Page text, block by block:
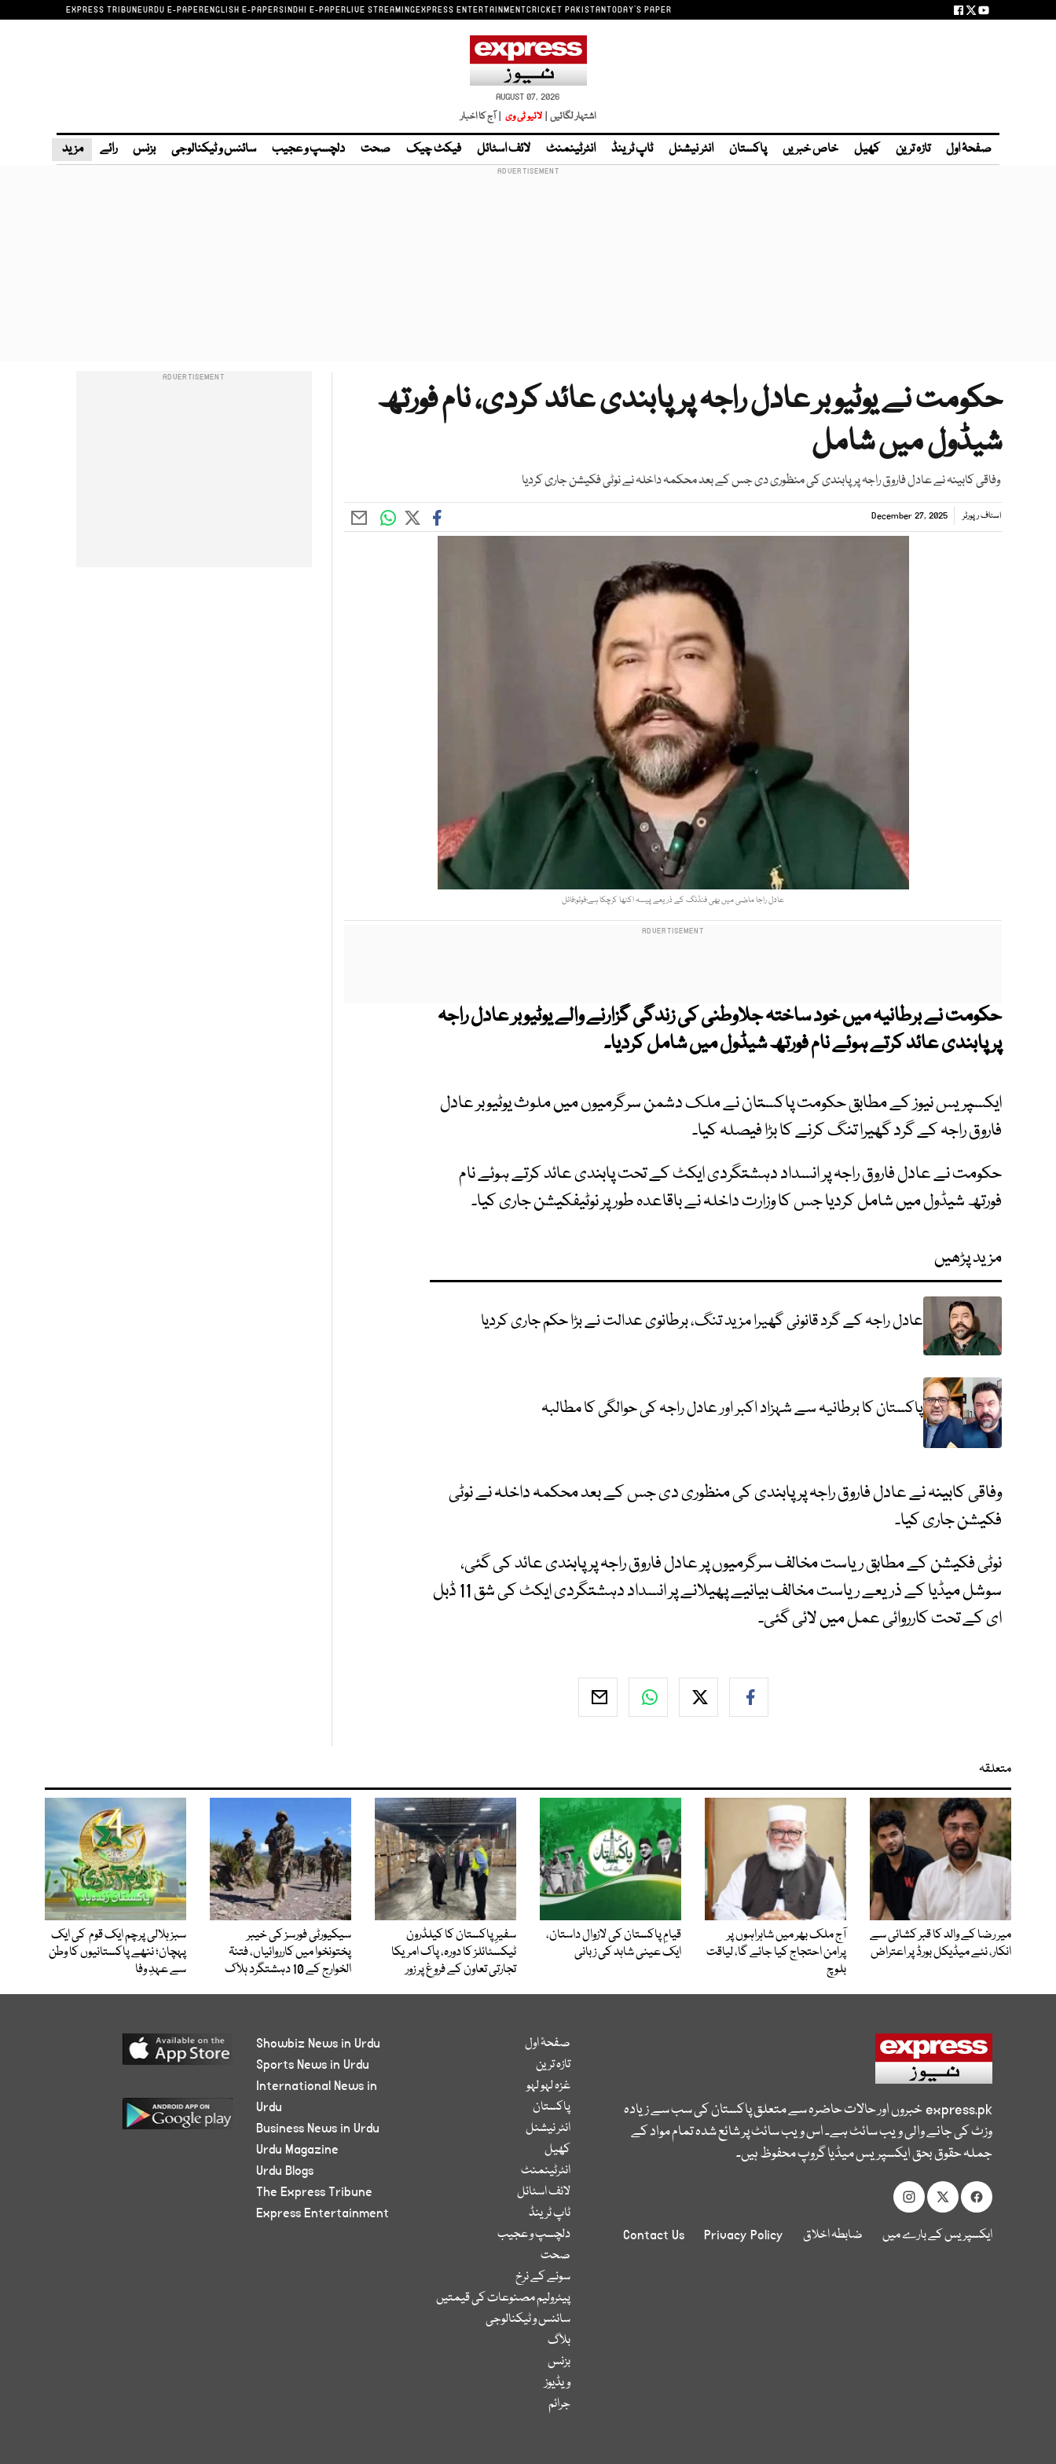
EXPRESS TRIBUNEURDU E-PAPERENGLISH E-PAPERSINDHI E-PAPERLIVE STREAMINGEXPRESS ENTERTAINMENTCRICKET PAKISTANTODAY'S PAPER
AUGUST 07, 2026
اشتہار لگائیں | لائیو ٹی وی | آج کا اخبار
صفحۂ اول تازہ ترین کھیل خاص خبریں پاکستان انٹر نیشنل ٹاپ ٹرینڈ انٹرٹینمنٹ لائف اسٹائل فیکٹ چیک صحت دلچسپ و عجیب سائنس و ٹیکنالوجی بزنس رائے مزید
حکومت نے یوٹیوبر عادل راجہ پر پابندی عائد کردی، نام فورتھ
شیڈول میں شامل
وفاقی کابینہ نے عادل فاروق راجہ پر پابندی کی منظوری دی جس کے بعد محکمہ داخلہ نے نوٹی فکیشن جاری کردیا
اسٹاف رپورٹر December 27, 2025
عادل راجا ماضی میں بھی فنڈنگ کے ذریعے پیسہ اکٹھا کرچکا ہے:فوٹو:فائل
حکومت نے برطانیہ میں خود ساختہ جلاوطنی کی زندگی گزارنے والے یوٹیوبر عادل راجہ
پر پابندی عائد کرتے ہوئے نام فورتھ شیڈول میں شامل کردیا۔
ایکسپریس نیوز کے مطابق حکومت پاکستان نے ملک دشمن سرگرمیوں میں ملوث یوٹیوبر عادل
فاروق راجہ کے گرد گھیرا تنگ کرنے کا بڑا فیصلہ کیا۔
حکومت نے عادل فاروق راجہ پر انسداد دہشتگردی ایکٹ کے تحت پابندی عائد کرتے ہوئے نام
فورتھ شیڈول میں شامل کردیا جس کا وزارت داخلہ نے باقاعدہ طور پر نوٹیفکیشن جاری کیا۔
مزید پڑھیں
عادل راجہ کے گرد قانونی گھیرا مزید تنگ، برطانوی عدالت نے بڑا حکم جاری کردیا
پاکستان کا برطانیہ سے شہزاد اکبر اور عادل راجہ کی حوالگی کا مطالبہ
وفاقی کابینہ نے عادل فاروق راجہ پر پابندی کی منظوری دی جس کے بعد محکمہ داخلہ نے نوٹی
فکیشن جاری کیا۔
نوٹی فکیشن کے مطابق ریاست مخالف سرگرمیوں پر عادل فاروق راجہ پر پابندی عائد کی گئی،
سوشل میڈیا کے ذریعے ریاست مخالف بیانیے پھیلانے پر انسداد دہشتگردی ایکٹ کی شق 11 ڈبل
ای کے تحت کارروائی عمل میں لائی گئی۔
متعلقہ
میر رضا کے والد کا قبر کشائی سے
انکار، نئے میڈیکل بورڈ پر اعتراض
آج ملک بھر میں شاہراہوں پر
پرامن احتجاج کیا جائے گا، لیاقت
بلوچ
قیامِ پاکستان کی لازوال داستان،
ایک عینی شاہد کی زبانی
سفیرِ پاکستان کا کیلڈرون
ٹیکسٹائلز کا دورہ، پاک امریکا
تجارتی تعاون کے فروغ پر زور
سیکیورٹی فورسز کی خیبر
پختونخوا میں کارروائیاں، فتنۃ
الخوارج کے 10 دہشتگرد ہلاک
سبز ہلالی پرچم ایک قوم کی ایک
پہچان؛ ننھے پاکستانیوں کا وطن
سے عہدِ وفا
express.pkخبروں اور حالات حاضرہ سے متعلق پاکستان کی سب سے زیادہ
وزٹ کی جانے والی ویب سائٹ ہے۔ اس ویب سائٹ پر شائع شدہ تمام مواد کے
جملہ حقوق بحق ایکسپریس میڈیا گروپ محفوظ ہیں۔
ایکسپریس کے بارے میں ضابطہ اخلاق Privacy Policy
Contact Us
صفحۂ اول
تازہ ترین
غزہ لہو لہو
پاکستان
انٹر نیشنل
کھیل
انٹرٹینمنٹ
لائف اسٹائل
ٹاپ ٹرینڈ
دلچسپ و عجیب
صحت
سونے کے نرخ
پیٹرولیم مصنوعات کی قیمتیں
سائنس و ٹیکنالوجی
بلاگ
بزنس
ویڈیوز
جرائم
Showbiz News in Urdu
Sports News in Urdu
International News in
Urdu
Business News in Urdu
Urdu Magazine
Urdu Blogs
The Express Tribune
Express Entertainment